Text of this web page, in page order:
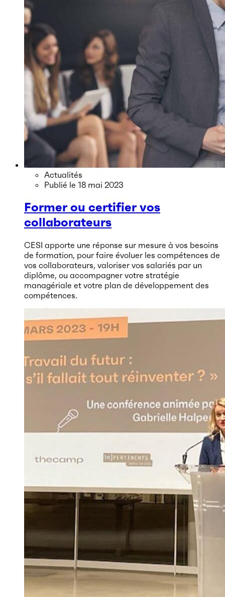
Actualités
Publié le 18 mai 2023
Former ou certifier vos
collaborateurs
CESI apporte une réponse sur mesure à vos besoins
de formation, pour faire évoluer les compétences de
vos collaborateurs, valoriser vos salariés par un
diplôme, ou accompagner votre stratégie
managériale et votre plan de développement des
compétences.